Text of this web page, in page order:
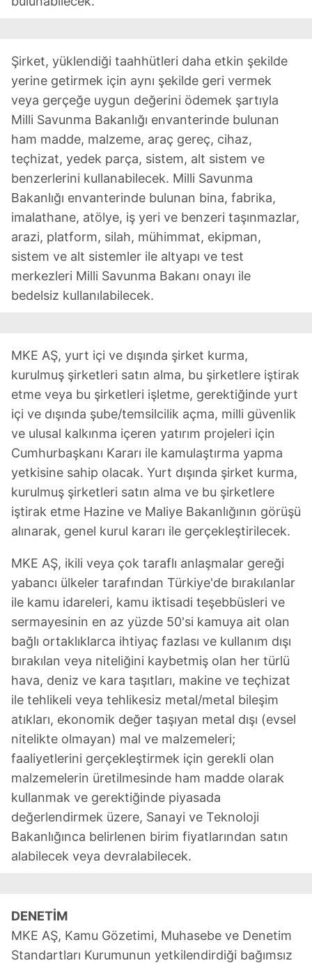
Şirket, yüklendiği taahhütleri daha etkin şekilde
yerine getirmek için aynı şekilde geri vermek
veya gerçeğe uygun değerini ödemek şartıyla
Milli Savunma Bakanlığı envanterinde bulunan
ham madde, malzeme, araç gereç, cihaz,
teçhizat, yedek parça, sistem, alt sistem ve
benzerlerini kullanabilecek. Milli Savunma
Bakanlığı envanterinde bulunan bina, fabrika,
imalathane, atölye, iş yeri ve benzeri taşınmazlar,
arazi, platform, silah, mühimmat, ekipman,
sistem ve alt sistemler ile altyapı ve test
merkezleri Milli Savunma Bakanı onayı ile
bedelsiz kullanılabilecek.
MKE AŞ, yurt içi ve dışında şirket kurma,
kurulmuş şirketleri satın alma, bu şirketlere iştirak
etme veya bu şirketleri işletme, gerektiğinde yurt
içi ve dışında şube/temsilcilik açma, milli güvenlik
ve ulusal kalkınma içeren yatırım projeleri için
Cumhurbaşkanı Kararı ile kamulaştırma yapma
yetkisine sahip olacak. Yurt dışında şirket kurma,
kurulmuş şirketleri satın alma ve bu şirketlere
iştirak etme Hazine ve Maliye Bakanlığının görüşü
alınarak, genel kurul kararı ile gerçekleştirilecek.
MKE AŞ, ikili veya çok taraflı anlaşmalar gereği
yabancı ülkeler tarafından Türkiye'de bırakılanlar
ile kamu idareleri, kamu iktisadi teşebbüsleri ve
sermayesinin en az yüzde 50'si kamuya ait olan
bağlı ortaklıklarca ihtiyaç fazlası ve kullanım dışı
bırakılan veya niteliğini kaybetmiş olan her türlü
hava, deniz ve kara taşıtları, makine ve teçhizat
ile tehlikeli veya tehlikesiz metal/metal bileşim
atıkları, ekonomik değer taşıyan metal dışı (evsel
nitelikte olmayan) mal ve malzemeleri;
faaliyetlerini gerçekleştirmek için gerekli olan
malzemelerin üretilmesinde ham madde olarak
kullanmak ve gerektiğinde piyasada
değerlendirmek üzere, Sanayi ve Teknoloji
Bakanlığınca belirlenen birim fiyatlarından satın
alabilecek veya devralabilecek.
DENETİM
MKE AŞ, Kamu Gözetimi, Muhasebe ve Denetim
Standartları Kurumunun yetkilendirdiği bağımsız